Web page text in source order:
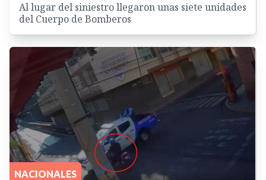
Al lugar del siniestro llegaron unas siete unidades
del Cuerpo de Bomberos
NACIONALES